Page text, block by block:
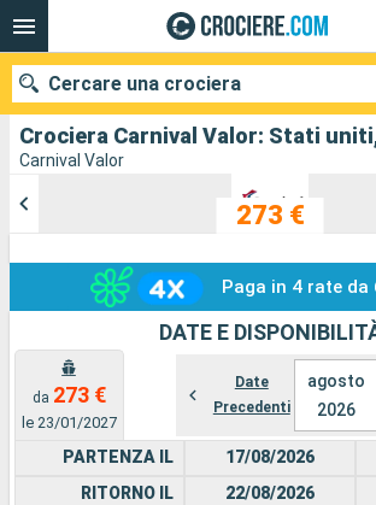
Carnival Valor
273 €
Paga in 4 rate da
DATE E
da 273 €
le 23/01/2027
Date
Precedenti
agosto
2026
PARTENZA IL
RITORNO IL
17/08/2026
22/08/2026
Cercare una crociera
Mesi di partenza
Ricerca